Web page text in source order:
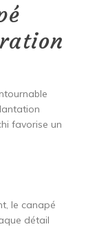
favorise un
le canapé
détail